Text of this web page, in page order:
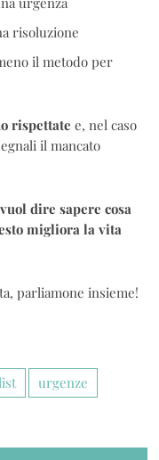
risoluzione
il metodo per
rispettate e, nel caso
il mancato
dire sapere cosa
migliora la vita
parliamone insieme!
urgenze